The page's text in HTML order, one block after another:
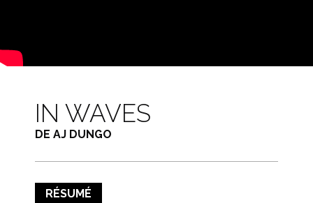
IN WAVES
DE AJ DUNGO
RÉSUMÉ